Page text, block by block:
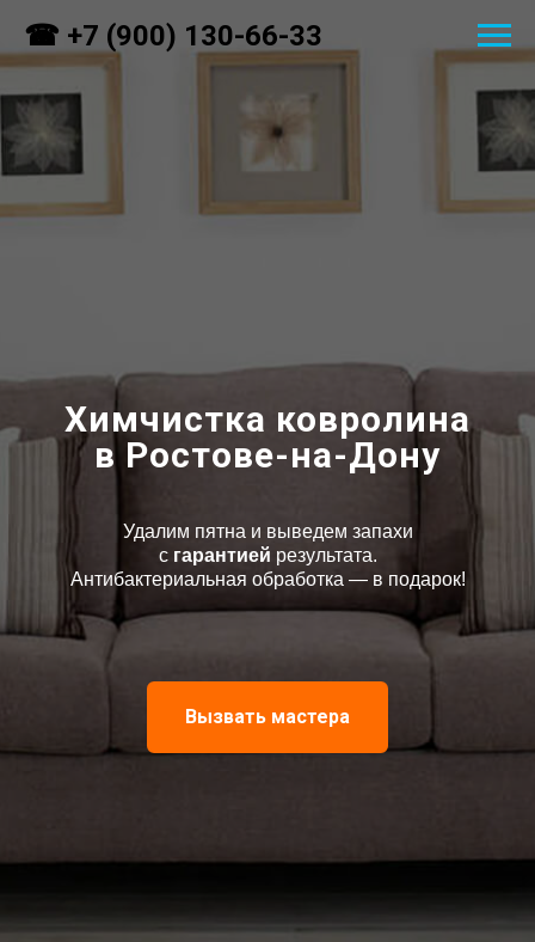
☎ +7 (900) 130-66-33
Химчистка ковролина
в Ростове-на-Дону
Удалим пятна и выведем запахи
с гарантией результата.
Антибактериальная обработка — в подарок!
Вызвать мастера